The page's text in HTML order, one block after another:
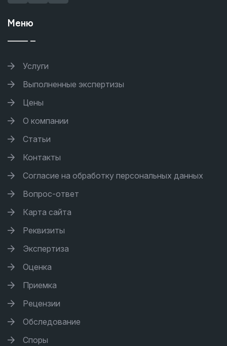
Меню
Услуги
Выполненные экспертизы
Цены
О компании
Статьи
Контакты
Согласие на обработку персональных данных
Вопрос-ответ
Карта сайта
Реквизиты
Экспертиза
Оценка
Приемка
Рецензии
Обследование
Споры